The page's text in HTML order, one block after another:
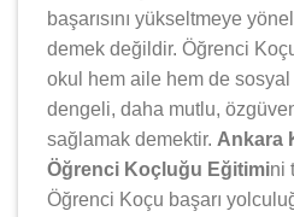
başarısını yükseltmeye
demek değildir. Öğrenci
okul hem aile hem de sosyal
dengeli, daha mutlu,
sağlamak demektir. Ankara
Öğrenci Koçluğu Eğitimini
Öğrenci Koçu başarı